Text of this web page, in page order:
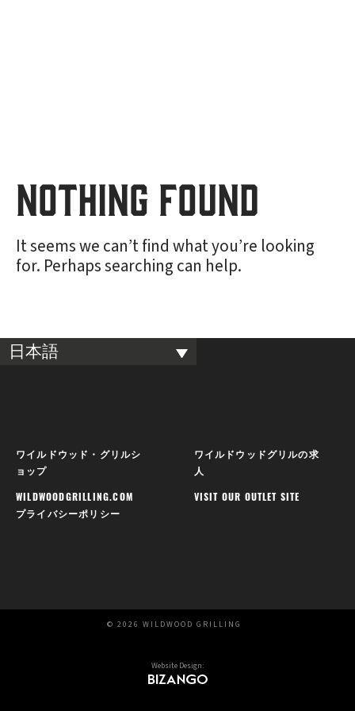
Nothing Found
It seems we can’t find what you’re looking
for. Perhaps searching can help.
日本語
ワイルドウッド・グリルシ
ョップ
WILDWOODGRILLING.COM
プライバシーポリシー
ワイルドウッドグリルの求
人
VISIT OUR OUTLET SITE
© 2026 WILDWOOD GRILLING
Website Design: